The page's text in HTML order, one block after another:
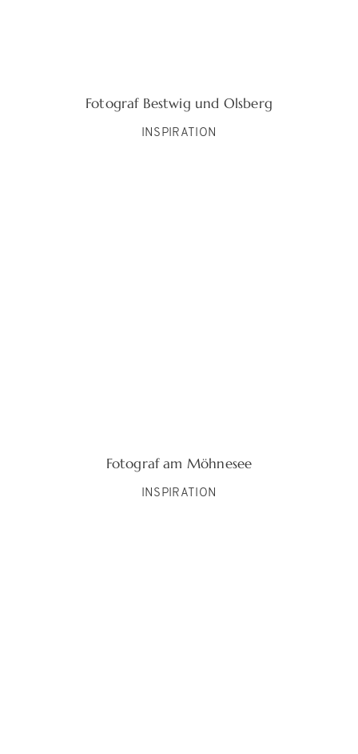
Fotograf Bestwig und Olsberg
INSPIRATION
Fotograf am Möhnesee
INSPIRATION